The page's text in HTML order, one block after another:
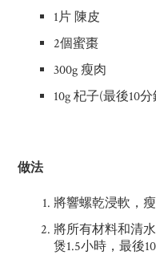
1片 陳皮
2個蜜棗
300g 瘦肉
10g 杞子(最後10
做法
將響螺乾浸軟，
將所有材料和清
煲1.5小時，最後